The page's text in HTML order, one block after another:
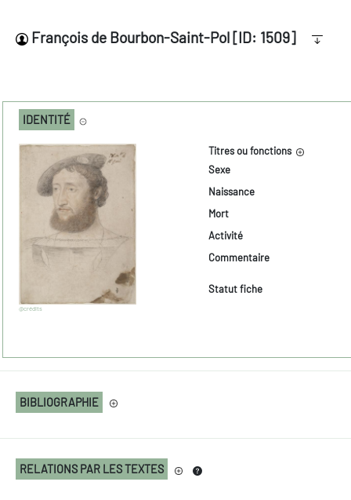
François de Bourbon-Saint-Pol [ID: 1509]
IDENTITÉ
@crédits
Titres ou fonctions
Sexe
Naissance
Mort
Activité
Commentaire
Statut fiche
BIBLIOGRAPHIE
RELATIONS PAR LES TEXTES